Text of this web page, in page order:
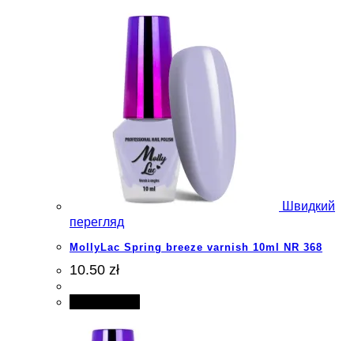
Швидкий
перегляд
MollyLac Spring breeze varnish 10ml NR 368
10.50 zł